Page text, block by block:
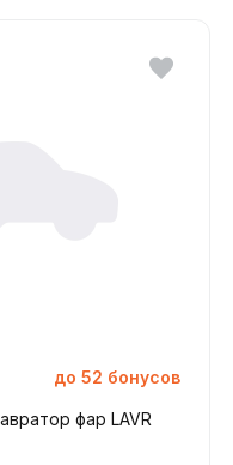
до 52 бонусов
фар LAVR